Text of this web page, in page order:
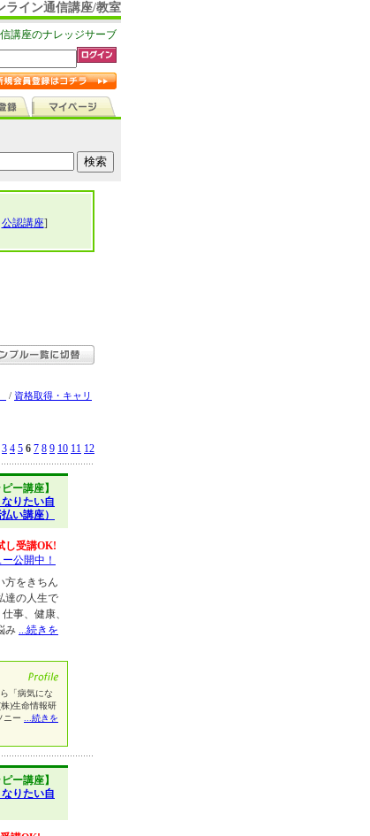
ライン通信講座/教室
講座のナレッジサーブ
公認講座]
/ 資格取得・キャリ
3 4 5 6 7 8 9 10 11 12
ー講座】
りたい自
い講座）
し受講OK!
公開中！
をきちん
達の人生で
事、健康、
み ...続きを
「病気にな
)生命情報研
ニー
...続きを
ー講座】
りたい自